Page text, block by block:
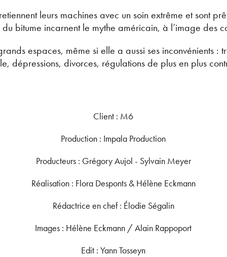
leurs machines avec un soin extrême et sont
bitume incarnent le mythe américain, à l’image des
espaces, même si elle a aussi ses inconvénients :
dépressions, divorces, régulations de plus en plus
Client : M6
Production : Impala Production
Producteurs : Grégory Aujol - Sylvain Meyer
Réalisation : Flora Desponts & Hélène Eckmann
Rédactrice en chef : Élodie Ségalin
Images : Hélène Eckmann / Alain Rappoport
Edit : Yann Tosseyn